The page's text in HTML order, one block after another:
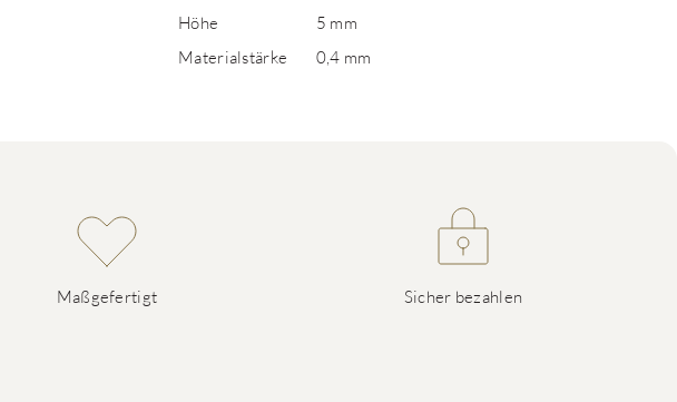
Höhe
5 mm
Materialstärke
0,4 mm
Maßgefertigt Sicher bezahlen